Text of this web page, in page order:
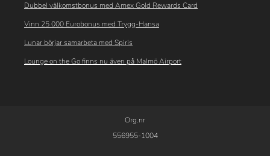
Dubbel välkomstbonus med Amex Gold Rewards Card
Vinn 25 000 Eurobonus med Trygg-Hansa
Lunar börjar samarbeta med Spiris
Lounge on the Go finns nu även på Malmö Airport
Org.nr
556955-1004